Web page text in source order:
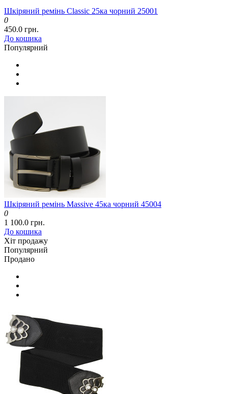
Шкіряний ремінь Classic 25ка чорний 25001
0
450.0 грн.
До кошика
Популярний
Шкіряний ремінь Massive 45ка чорний 45004
0
1 100.0 грн.
До кошика
Хіт продажу
Популярний
Продано